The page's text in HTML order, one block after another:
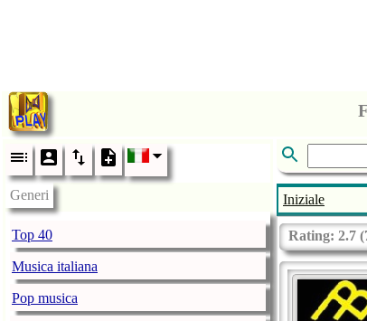
Generi
Top 40
Musica italiana
Pop musica
Iniziale
Rating: 2.7 (